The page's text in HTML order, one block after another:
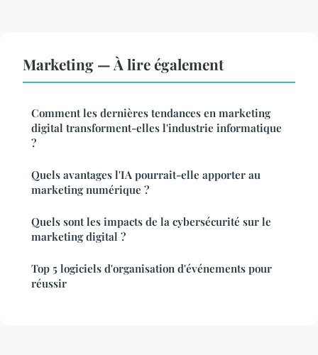
Marketing — À lire également
Comment les dernières tendances en marketing
digital transforment-elles l'industrie informatique
?
Quels avantages l'IA pourrait-elle apporter au
marketing numérique ?
Quels sont les impacts de la cybersécurité sur le
marketing digital ?
Top 5 logiciels d'organisation d'événements pour
réussir